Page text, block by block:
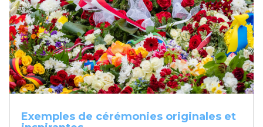
Exemples de cérémonies originales et